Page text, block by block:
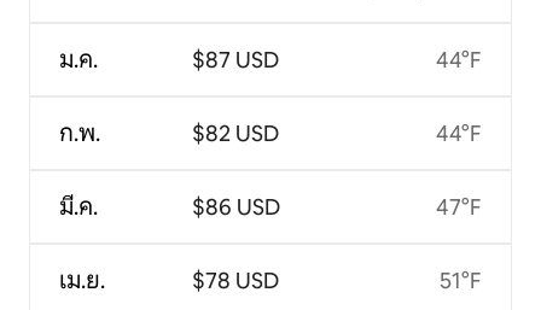
ม.ค.
ก.พ.
มี.ค.
เม.ย.
$87 USD
$82 USD
$86 USD
$78 USD
44°F
44°F
47°F
51°F